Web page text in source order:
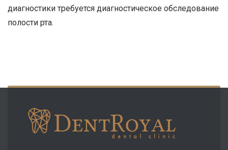
диагностики требуется диагностическое обследование
полости рта.